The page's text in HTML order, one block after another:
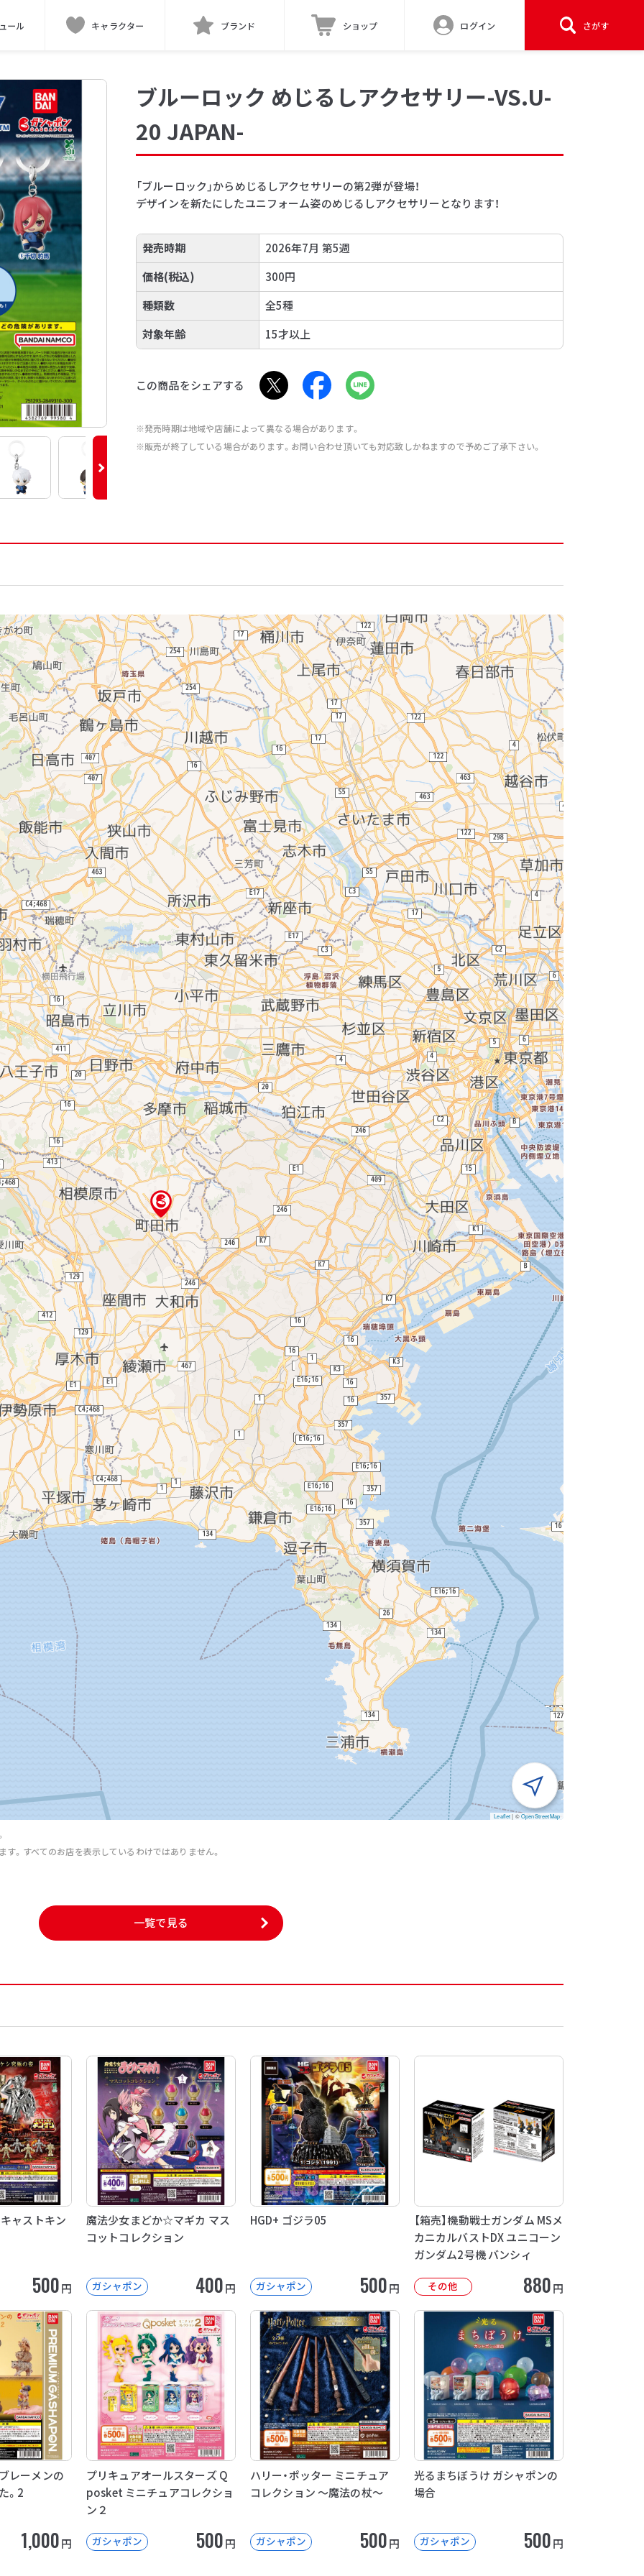
ール キャラクター ブランド ショップ ログイン さがす
ブルーロック めじるしアクセサリー-VS.U-
20 JAPAN-
「ブルーロック」からめじるしアクセサリーの第2弾が登場！
デザインを新たにしたユニフォーム姿のめじるしアクセサリーとなります！
発売時期
2026年7月 第5週
価格(税込)
300円
種類数
全5種
対象年齢
15才以上
この商品をシェアする
※発売時期は地域や店舗によって異なる場合があります。
※販売が終了している場合があります。お問い合わせ頂いても対応致しかねますので予めご了承下さい。
Leaflet | ©OpenStreetMap
。すべてのお店を表示しているわけではありません。
一覧で見る
ャストキン
500円
魔法少女まどか☆マギカ マス
コットコレクション
ガシャポン 400円
HGD+ ゴジラ05
ガシャポン 500円
【箱売】機動戦士ガンダム MSメ
カニカルバストDX ユニコーン
ガンダム2号機 バンシィ
その他 880円
レーメンの
。2
1,000円
プリキュアオールスターズ Q
posket ミニチュアコレクショ
ン２
ガシャポン 500円
ハリー・ポッター ミニチュア
コレクション ～魔法の杖～
ガシャポン 500円
光るまちぼうけ ガシャポンの
場合
ガシャポン 500円